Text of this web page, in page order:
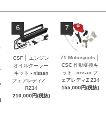
6
CSF │ エンジン
オイルクーラー
キット - nissan
フェアレディZ
RZ34
210,000円(税抜)
7
Z1 Motorsports │
CSC 作動変換キ
ット - nissan フ
ェアレディZ Z34
155,000円(税抜)